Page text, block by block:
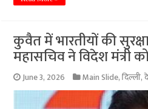
कुवैत में भारतीयों की
महासचिव ने विदेश मंत्री
June 3, 2026 Main Slide,दिल्ली,